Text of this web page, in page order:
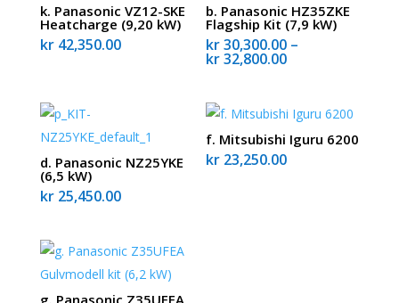
k. Panasonic VZ12-SKE
Heatcharge (9,20 kW)
kr42,350.00
b. Panasonic HZ35ZKE
Flagship Kit (7,9 kW)
kr30,300.00 –
kr32,800.00Prisområde:
d. Panasonic NZ25YKE
(6,5 kW)
kr25,450.00
f. Mitsubishi Iguru 6200
kr 23,250.00
g. Panasonic Z35UFEA